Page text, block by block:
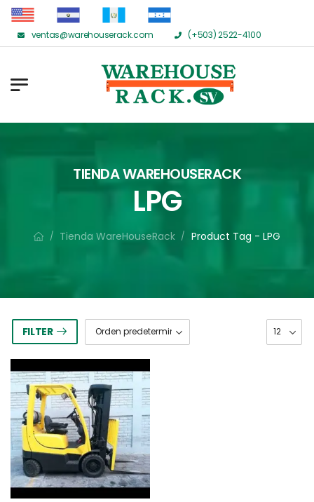
ventas@warehouserack.com (+503) 2522-4100
TIENDA WAREHOUSERACK
LPG
/ Tienda WareHouseRack / Product Tag - LPG
FILTER